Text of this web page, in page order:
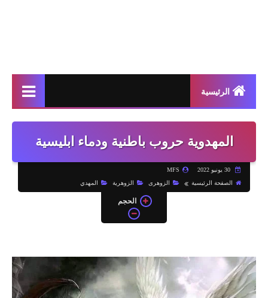
الرئيسية
المهدوية حروب باطنية ودماء ابليسية
30 يونيو 2022 MFS
الصفحة الرئيسية الزوهرى الزوهرية المهدي
الحجم